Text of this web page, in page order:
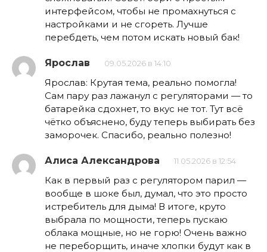
интерфейсом, чтобы не промахнуться с
настройками и не сгореть. Лучше
перебдеть, чем потом искать новый бак!
Ярослав 09.05.2026 в 14:10
Ярослав: Крутая тема, реально помогла!
Сам пару раз лажанул с регуляторами — то
батарейка сдохнет, то вкус не тот. Тут всё
чётко объяснено, буду теперь выбирать без
заморочек. Спасибо, реально полезно!
Алиса Александрова 11.05.2026 в 12:54
Как в первый раз с регулятором парил —
вообще в шоке был, думал, что это просто
истребитель для дыма! В итоге, круто
выбрала по мощности, теперь пускаю
облака мощные, но не горю! Очень важно
не переборщить, иначе хлопки будут как в